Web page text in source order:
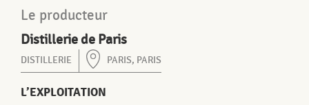
Le producteur
Distillerie de Paris
DISTILLERIE PARIS, PARIS
L’EXPLOITATION